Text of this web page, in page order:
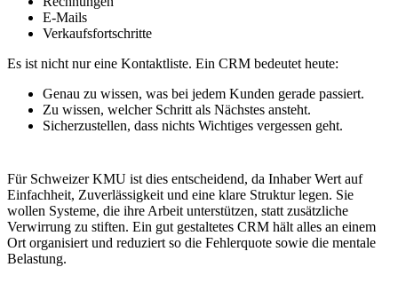
E-Mails
Verkaufsfortschritte
Es ist nicht nur eine Kontaktliste. Ein CRM bedeutet heute:
Genau zu wissen, was bei jedem Kunden gerade passiert.
Zu wissen, welcher Schritt als Nächstes ansteht.
Sicherzustellen, dass nichts Wichtiges vergessen geht.
Für Schweizer KMU ist dies entscheidend, da Inhaber Wert auf
Einfachheit, Zuverlässigkeit und eine klare Struktur legen. Sie
wollen Systeme, die ihre Arbeit unterstützen, statt zusätzliche
Verwirrung zu stiften. Ein gut gestaltetes CRM hält alles an einem
Ort organisiert und reduziert so die Fehlerquote sowie die mentale
Belastung.